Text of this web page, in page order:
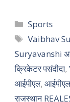
Sports
Vaibhav
Suryavanshi
क्रिकेटर पसंदीदा,
आईपीएल,
राजस्थान